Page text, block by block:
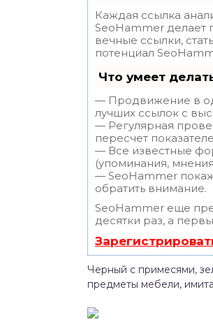
Каждая ссылка
SeoHammer делает
вечные ссылки,
потенциал
Что умеет
— Продвижение в
лучших ссылок с
— Регулярная
пересчет
— Все известные
(упоминания,
— SeoHammer
обратить внимание.
SeoHammer еще
десятки раз, а
Черный с примесями,
предметы мебели,